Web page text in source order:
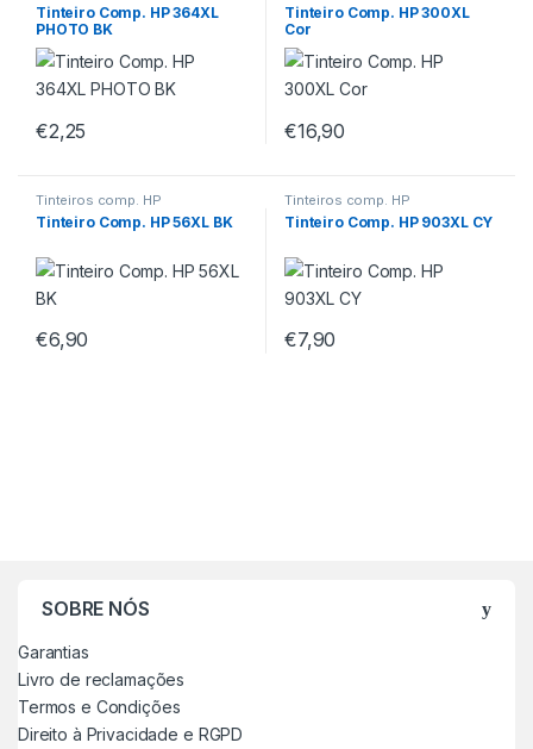
Tinteiro Comp. HP 364XL
PHOTO BK
€2,25
Tinteiro Comp. HP 300XL
Cor
€16,90
Tinteiros comp. HP
Tinteiro Comp. HP 56XL BK
€6,90
Tinteiros comp. HP
Tinteiro Comp. HP 903XL CY
€7,90
SOBRE NÓS
Garantias
Livro de reclamações
Termos e Condições
Direito à Privacidade e RGPD